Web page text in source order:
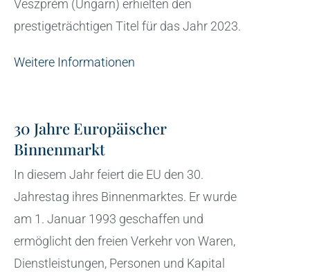
Veszprém (Ungarn) erhielten den
prestigeträchtigen Titel für das Jahr 2023.
Weitere Informationen
30 Jahre Europäischer
Binnenmarkt
In diesem Jahr feiert die EU den 30.
Jahrestag ihres Binnenmarktes. Er wurde
am 1. Januar 1993 geschaffen und
ermöglicht den freien Verkehr von Waren,
Dienstleistungen, Personen und Kapital